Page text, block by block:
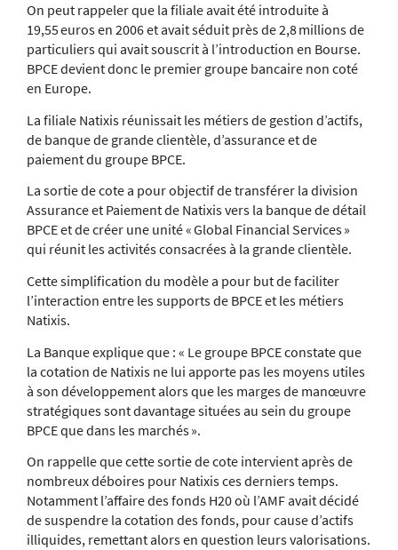
On peut rappeler que la filiale avait été introduite à
19,55 euros en 2006 et avait séduit près de 2,8 millions de
particuliers qui avait souscrit à l’introduction en Bourse.
BPCE devient donc le premier groupe bancaire non coté
en Europe.
La filiale Natixis réunissait les métiers de gestion d’actifs,
de banque de grande clientèle, d’assurance et de
paiement du groupe BPCE.
La sortie de cote a pour objectif de transférer la division
Assurance et Paiement de Natixis vers la banque de détail
BPCE et de créer une unité « Global Financial Services »
qui réunit les activités consacrées à la grande clientèle.
Cette simplification du modèle a pour but de faciliter
l’interaction entre les supports de BPCE et les métiers
Natixis.
La Banque explique que : « Le groupe BPCE constate que
la cotation de Natixis ne lui apporte pas les moyens utiles
à son développement alors que les marges de manœuvre
stratégiques sont davantage situées au sein du groupe
BPCE que dans les marchés ».
On rappelle que cette sortie de cote intervient après de
nombreux déboires pour Natixis ces derniers temps.
Notamment l’affaire des fonds H20 où l’AMF avait décidé
de suspendre la cotation des fonds, pour cause d’actifs
illiquides, remettant alors en question leurs valorisations.